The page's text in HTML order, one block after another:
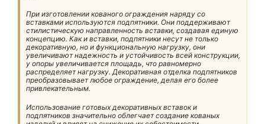
При изготовлении кованого ограждения наряду со
вставками используются подпятники. Они поддерживают
стилистическую направленность вставки, создавая единую
концепцию. Как и вставки, подпятники несут не только
декоративную, но и функциональную нагрузку, они
увеличивают надежность и устойчивость всей конструкции,
у опоры увеличивается площадь, что равномерно
распределяет нагрузку. Декоративная отделка подпятников
преобразовывает любое ограждение, делая его более
привлекательным.
Использование готовых декоративных вставок и
подпятников значительно облегчает создание кованых